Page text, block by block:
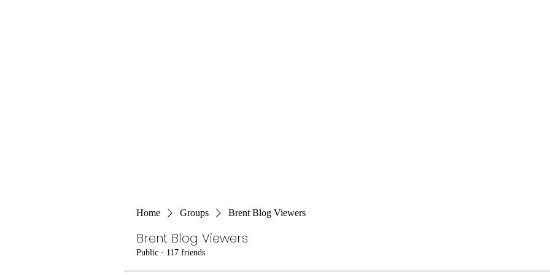
Home Groups Brent Blog Viewers
Brent Blog Viewers
Public · 117 friends